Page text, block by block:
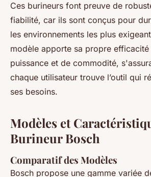
Ces burineurs font preuve de
fiabilité, car ils sont conçus pour
les environnements les plus
modèle apporte sa propre efficacité
puissance et de commodité,
chaque utilisateur trouve l’outil qui
ses besoins.
Modèles et
Burineur Bosch
Comparatif des Modèles
Bosch propose une gamme variée